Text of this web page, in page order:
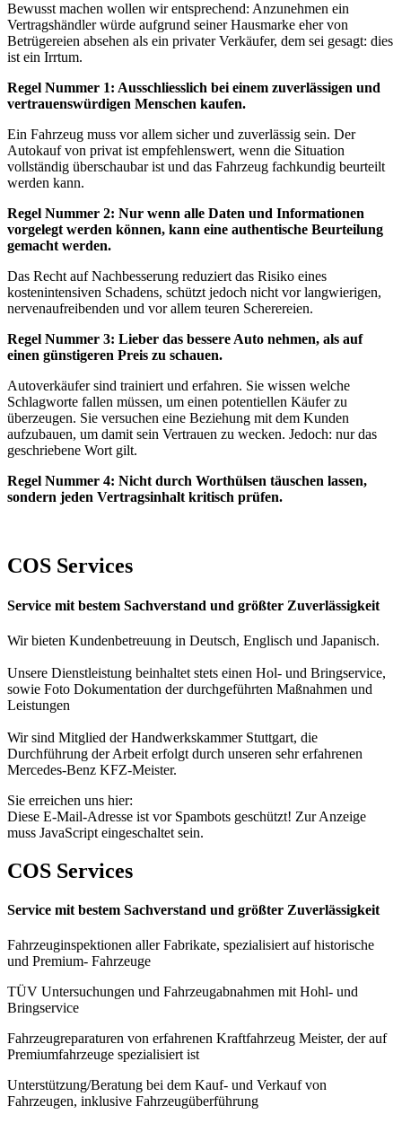
Bewusst machen wollen wir entsprechend: Anzunehmen ein
Vertragshändler würde aufgrund seiner Hausmarke eher von
Betrügereien absehen als ein privater Verkäufer, dem sei gesagt: dies
ist ein Irrtum.
Regel Nummer 1: Ausschliesslich bei einem zuverlässigen und
vertrauenswürdigen Menschen kaufen.
Ein Fahrzeug muss vor allem sicher und zuverlässig sein. Der
Autokauf von privat ist empfehlenswert, wenn die Situation
vollständig überschaubar ist und das Fahrzeug fachkundig beurteilt
werden kann.
Regel Nummer 2: Nur wenn alle Daten und Informationen
vorgelegt werden können, kann eine authentische Beurteilung
gemacht werden.
Das Recht auf Nachbesserung reduziert das Risiko eines
kostenintensiven Schadens, schützt jedoch nicht vor langwierigen,
nervenaufreibenden und vor allem teuren Scherereien.
Regel Nummer 3: Lieber das bessere Auto nehmen, als auf
einen günstigeren Preis zu schauen.
Autoverkäufer sind trainiert und erfahren. Sie wissen welche
Schlagworte fallen müssen, um einen potentiellen Käufer zu
überzeugen. Sie versuchen eine Beziehung mit dem Kunden
aufzubauen, um damit sein Vertrauen zu wecken. Jedoch: nur das
geschriebene Wort gilt.
Regel Nummer 4: Nicht durch Worthülsen täuschen lassen,
sondern jeden Vertragsinhalt kritisch prüfen.
COS Services
Service mit bestem Sachverstand und größter Zuverlässigkeit
Wir bieten Kundenbetreuung in Deutsch, Englisch und Japanisch.
Unsere Dienstleistung beinhaltet stets einen Hol- und Bringservice,
sowie Foto Dokumentation der durchgeführten Maßnahmen und
Leistungen
Wir sind Mitglied der Handwerkskammer Stuttgart, die
Durchführung der Arbeit erfolgt durch unseren sehr erfahrenen
Mercedes-Benz KFZ-Meister.
Sie erreichen uns hier:
Diese E-Mail-Adresse ist vor Spambots geschützt! Zur Anzeige
muss JavaScript eingeschaltet sein.
COS Services
Service mit bestem Sachverstand und größter Zuverlässigkeit
Fahrzeuginspektionen aller Fabrikate, spezialisiert auf historische
und Premium- Fahrzeuge
TÜV Untersuchungen und Fahrzeugabnahmen mit Hohl- und
Bringservice
Fahrzeugreparaturen von erfahrenen Kraftfahrzeug Meister, der auf
Premiumfahrzeuge spezialisiert ist
Unterstützung/Beratung bei dem Kauf- und Verkauf von
Fahrzeugen, inklusive Fahrzeugüberführung